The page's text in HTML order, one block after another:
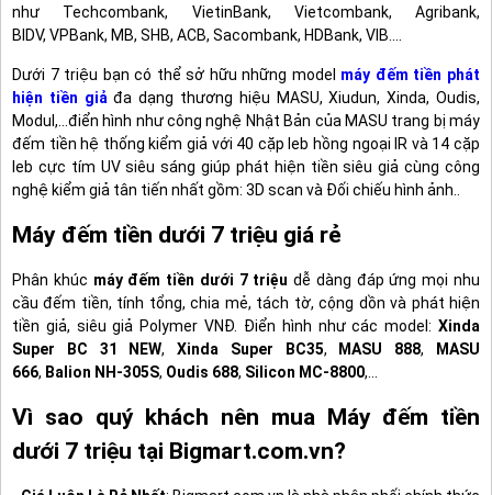
như Techcombank, VietinBank, Vietcombank, Agribank,
BIDV, VPBank, MB, SHB, ACB, Sacombank, HDBank, VIB....
Dưới 7 triệu bạn có thể sở hữu những model máy đếm tiền phát
hiện tiền giả đa dạng thương hiệu MASU, Xiudun, Xinda, Oudis,
Modul,...điển hình như công nghệ Nhật Bản của MASU trang bị máy
đếm tiền hệ thống kiểm giả với 40 cặp leb hồng ngoại IR và 14 cặp
leb cực tím UV siêu sáng giúp phát hiện tiền siêu giả cùng công
nghệ kiểm giả tân tiến nhất gồm: 3D scan và Đối chiếu hình ảnh..
Máy đếm tiền dưới 7 triệu giá rẻ
Phân khúc máy đếm tiền dưới 7 triệu dễ dàng đáp ứng mọi nhu
cầu đếm tiền, tính tổng, chia mẻ, tách tờ, cộng dồn và phát hiện
tiền giả, siêu giả Polymer VNĐ. Điển hình như các model: Xinda
Super BC 31 NEW,Xinda Super BC35, MASU 888,
MASU
666, Balion NH-305S, Oudis 688, Silicon MC-8800,...
Vì sao quý khách nên mua Máy đếm tiền
dưới 7 triệu tại Bigmart.com.vn?